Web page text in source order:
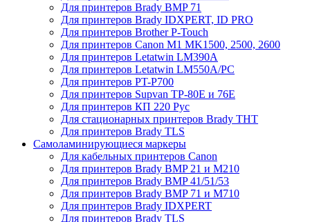
Для принтеров Brady BMP 71
Для принтеров Brady IDXPERT, ID PRO
Для принтеров Brother P-Touch
Для принтеров Canon M1 MK1500, 2500, 2600
Для принтеров Letatwin LM390A
Для принтеров Letatwin LM550A/PC
Для принтеров PT-P700
Для принтеров Supvan TP-80E и 76E
Для принтеров КП 220 Рус
Для стационарных принтеров Brady THT
Для принтеров Brady TLS
Самоламинирующиеся маркеры
Для кабельных принтеров Canon
Для принтеров Brady BMP 21 и M210
Для принтеров Brady BMP 41/51/53
Для принтеров Brady BMP 71 и M710
Для принтеров Brady IDXPERT
Для принтеров Brady TLS